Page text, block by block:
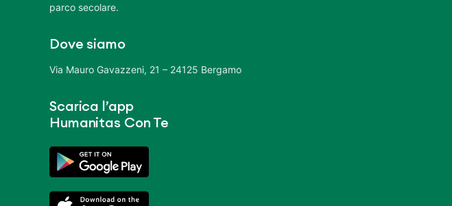
parco secolare.
Dove siamo
Via Mauro Gavazzeni, 21 – 24125 Bergamo
Scarica l’app
Humanitas Con Te